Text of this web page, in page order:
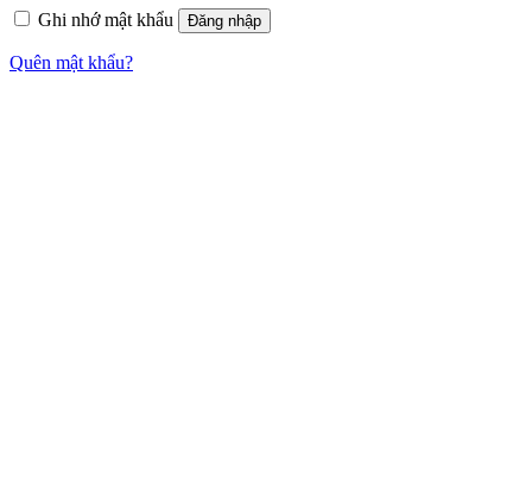
Ghi nhớ mật khẩu Đăng nhập
Quên mật khẩu?